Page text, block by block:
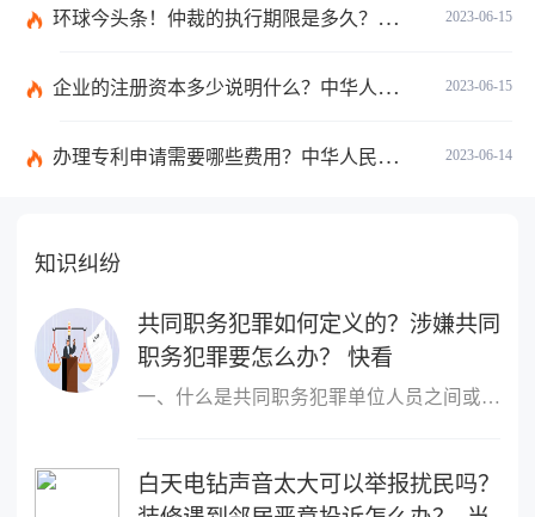
2023-06-15
环球今头条！仲裁的执行期限是多久？仲裁法第六十二条的内容是什么？
2023-06-15
企业的注册资本多少说明什么？中华人民共和国公司法第二十六条是什么？
2023-06-14
办理专利申请需要哪些费用？中华人民共和国专利法实施细则第九十三条内容是什么？_世界讯息
知识纠纷
共同职务犯罪如何定义的？涉嫌共同
职务犯罪要怎么办？ 快看
一、什么是共同职务犯罪单位人员之间或者单位人员与单位以外的人员
白天电钻声音太大可以举报扰民吗？